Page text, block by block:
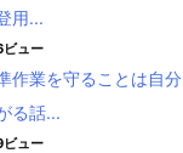
用...
ュー
作業を守ることは自
る話...
ュー